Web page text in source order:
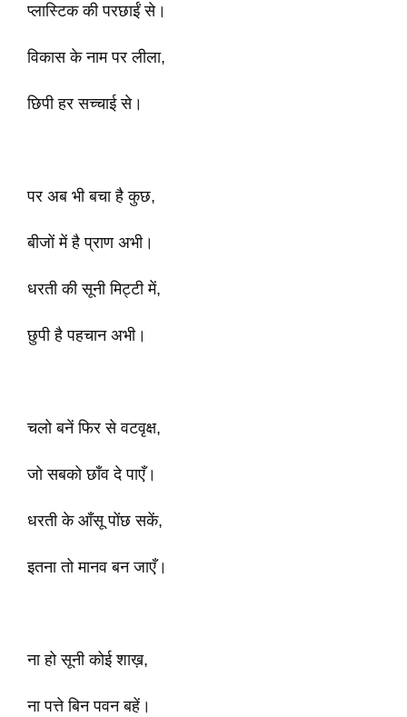
प्लास्टिक की परछाईं से।
विकास के नाम पर लीला,
छिपी हर सच्चाई से।
पर अब भी बचा है कुछ,
बीजों में है प्राण अभी।
धरती की सूनी मिट्टी में,
छुपी है पहचान अभी।
चलो बनें फिर से वटवृक्ष,
जो सबको छाँव दे पाएँ।
धरती के आँसू पोंछ सकें,
इतना तो मानव बन जाएँ।
ना हो सूनी कोई शाख़,
ना पत्ते बिन पवन बहें।